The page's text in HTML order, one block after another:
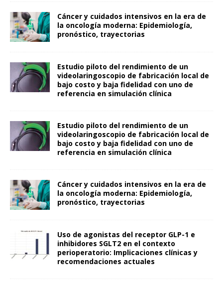
Cáncer y cuidados intensivos en la era de
la oncología moderna: Epidemiología,
pronóstico, trayectorias
Estudio piloto del rendimiento de un
videolaringoscopio de fabricación local de
bajo costo y baja fidelidad con uno de
referencia en simulación clínica
Estudio piloto del rendimiento de un
videolaringoscopio de fabricación local de
bajo costo y baja fidelidad con uno de
referencia en simulación clínica
Cáncer y cuidados intensivos en la era de
la oncología moderna: Epidemiología,
pronóstico, trayectorias
Uso de agonistas del receptor GLP-1 e
inhibidores SGLT2 en el contexto
perioperatorio: Implicaciones clínicas y
recomendaciones actuales